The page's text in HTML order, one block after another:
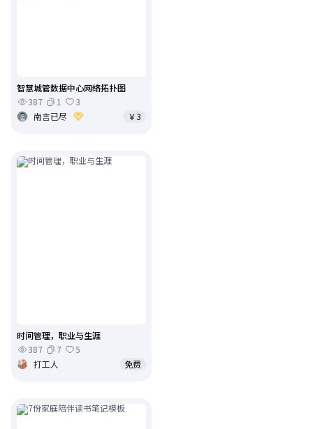
智慧城管数据中心网络拓扑图
387
1
3
南言已尽
￥3
时间管理，职业与生涯
387
7
5
打工人
免费